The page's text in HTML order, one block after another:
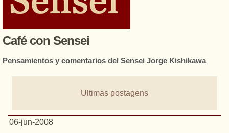
Café con Sensei
Pensamientos y comentarios del Sensei Jorge Kishikawa
Ultimas postagens
06-jun-2008